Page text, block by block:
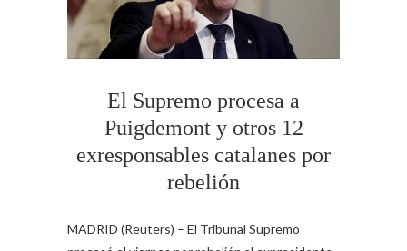
El Supremo procesa a
Puigdemont y otros 12
exresponsables catalanes por
rebelión
MADRID (Reuters) – El Tribunal Supremo